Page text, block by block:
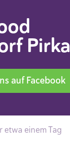
Pirka
auf Facebook
etwa einem Tag